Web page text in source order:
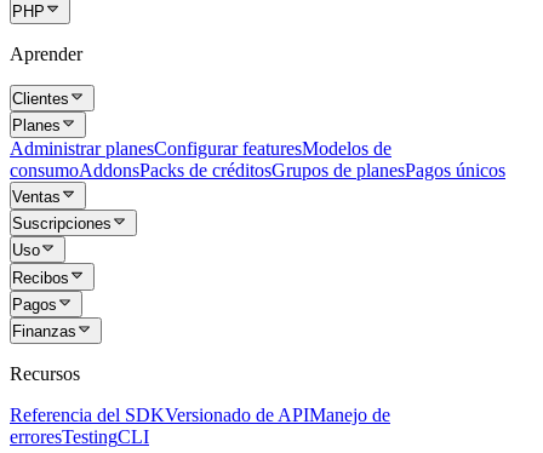
PHP
Aprender
Clientes
Planes
Administrar planesConfigurar featuresModelos de
consumoAddonsPacks de créditosGrupos de planesPagos únicos
Ventas
Suscripciones
Uso
Recibos
Pagos
Finanzas
Recursos
Referencia del SDKVersionado de APIManejo de
erroresTestingCLI